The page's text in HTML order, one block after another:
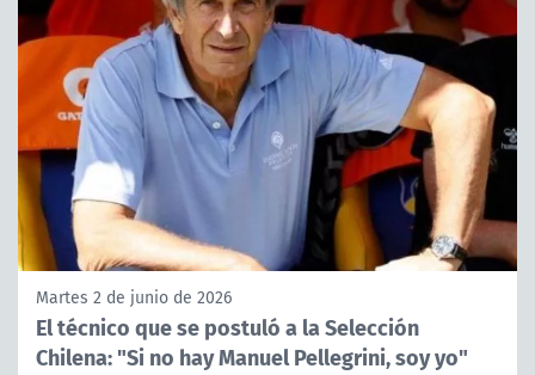
Martes 2 de junio de 2026
El técnico que se postuló a la Selección
Chilena: "Si no hay Manuel Pellegrini, soy yo"